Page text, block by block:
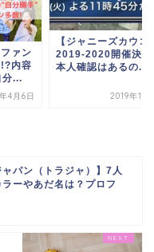
ァン
内容
分...
4月6日
【ジャニーズカウコ
2019-2020開催決定
本人確認はあるの...
2019年12
ャパン（トラジャ）】7人
ーやあだ名は？プロフ